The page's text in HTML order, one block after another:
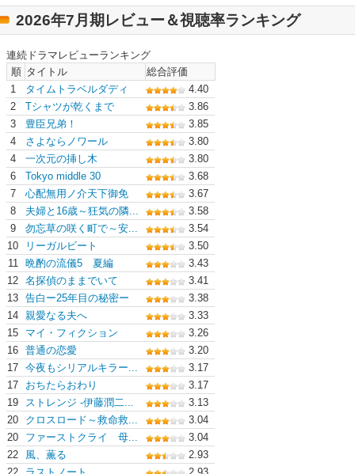
2026年7月期レビュー＆視聴率ランキング
連続ドラマレビューランキング
順 タイトル
総合評価
1
タイムトラベルダディ
4.40
2
Tシャツが乾くまで
3.86
3
豊臣兄弟！
3.85
4
さよならノワール
3.80
4
一次元の挿し木
3.80
6
Tokyo middle 30
3.68
7
心配無用ノ介天下御免
3.67
8
夫婦と16歳～狂気の隣...
3.58
9
勿忘草の咲く町で～安...
3.54
10
リーガルビート
3.50
11
晩酌の流儀5 夏編
3.43
12 名探偵のままでいて
3.41
13 告白ー25年目の秘密ー
3.38
14 親愛なる夫へ
3.33
15
マイ・フィクション
3.26
16 普通の恋愛
3.20
17 今夜もシリアルキラー...
3.17
17
おちたらおわり
3.17
19
ストレンジ -伊藤潤二...
3.13
20
クロスロード～救命救...
3.04
20
ファーストクライ 母...
3.04
22
風、薫る
2.93